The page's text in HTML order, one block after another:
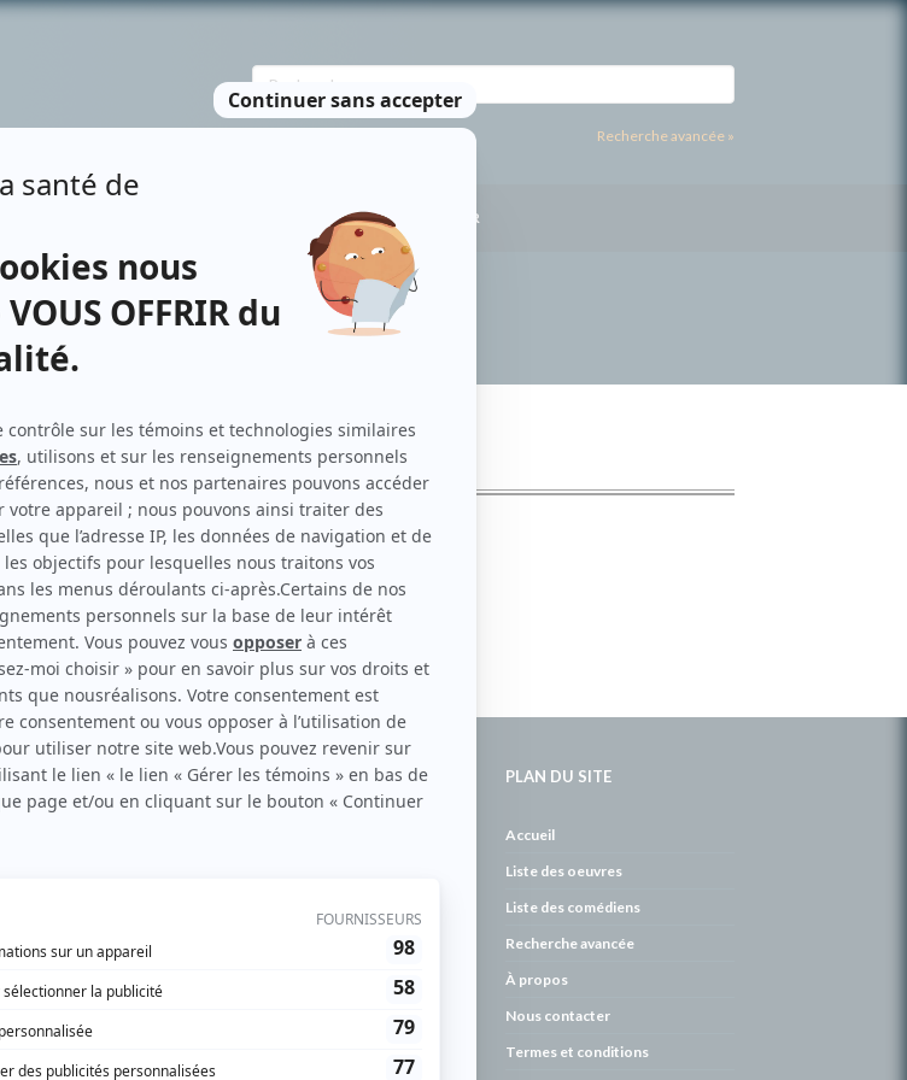
Recherche avancée »
NOUS CONTACTER
d'Hugo)
Celui qu’on surnomme parfois «l’encyclopédie de
télé québécoise. On peut l’entendre régulièrement
PLAN DU SITE
Accueil
Liste des oeuvres
Liste des comédiens
Recherche avancée
À propos
Nous contacter
Termes et conditions